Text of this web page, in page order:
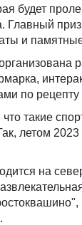
будет
Главный
и
по рецепту
такие
летом
на